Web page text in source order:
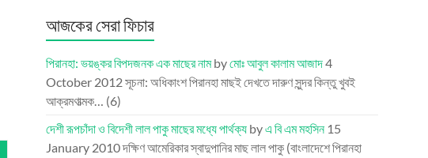
আজকের সেরা ফিচার
পিরানহা: ভয়ঙ্কর বিপদজনক এক মাছের নামbyমোঃ আবুল কালাম আজাদ4
October 2012সূচনা: অধিকাংশ পিরানহা মাছই দেখতে দারুণ সুন্দর কিন্তু খুবই
আক্রমণাত্মক… (6)
দেশী রূপচাঁদা ও বিদেশী লাল পাকু মাছের মধ্যে পার্থক্য byএ বি এম মহসিন 15
January 2010দক্ষিণ আমেরিকার স্বাদুপানির মাছ লাল পাকু (বাংলাদেশে পিরানহা